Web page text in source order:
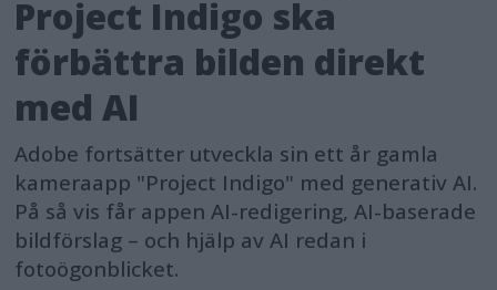
Project Indigo ska
förbättra bilden direkt
med AI
Adobe fortsätter utveckla sin ett år gamla
kameraapp "Project Indigo" med generativ AI.
På så vis får appen AI-redigering, AI-baserade
bildförslag – och hjälp av AI redan i
fotoögonblicket.